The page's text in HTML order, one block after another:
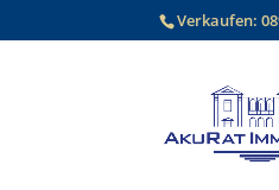
Verkaufen: